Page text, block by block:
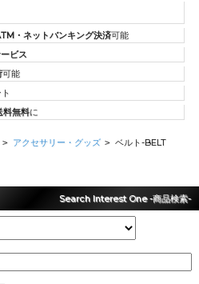
・ネットバンキング決済可能
ビス
可能
料無料に
> アクセサリー・グッズ > ベルト-BELT
Search Interest One -商品検索-